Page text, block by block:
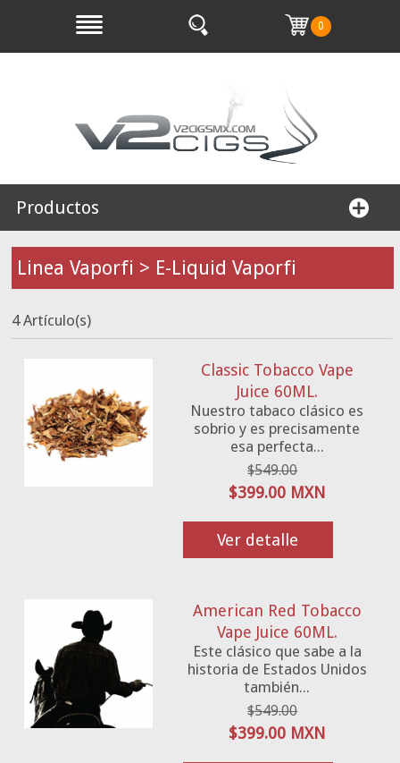
0
Productos
Linea Vaporfi > E-Liquid Vaporfi
4 Artículo(s)
Classic Tobacco Vape
Juice 60ML.
Nuestro tabaco clásico es
sobrio y es precisamente
esa perfecta...
$549.00
$399.00 MXN
Ver detalle
American Red Tobacco
Vape Juice 60ML.
Este clásico que sabe a la
historia de Estados Unidos
también...
$549.00
$399.00 MXN